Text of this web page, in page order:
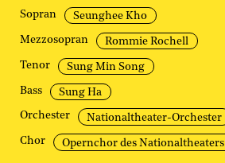
Sopran Seunghee Kho
Mezzosopran Rommie Rochell
Tenor Sung Min Song
Bass Sung Ha
Orchester Nationaltheater-Orchester
Chor Opernchor des Nationaltheaters